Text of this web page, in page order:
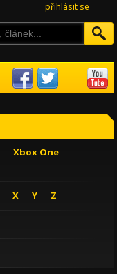
přihlásit se
Xbox One
X Y Z